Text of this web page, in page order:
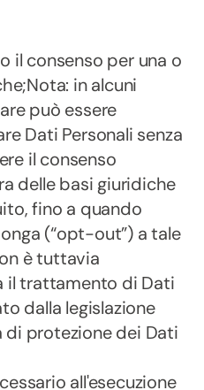
il consenso per una o
in alcuni
può essere
Dati Personali senza
il consenso
delle basi giuridiche
fino a quando
(“opt-out”) a tale
è tuttavia
il trattamento di Dati
dalla legislazione
di protezione dei Dati
all'esecuzione